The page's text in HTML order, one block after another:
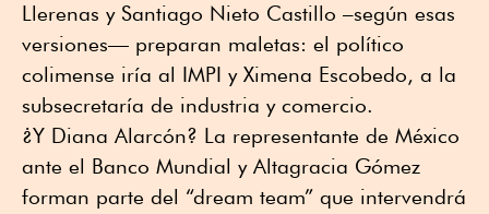
Llerenas y Santiago Nieto Castillo –según esas
versiones— preparan maletas: el político
colimense iría al IMPI y Ximena Escobedo, a la
subsecretaría de industria y comercio.
¿Y Diana Alarcón? La representante de México
ante el Banco Mundial y Altagracia Gómez
forman parte del “dream team” que intervendrá